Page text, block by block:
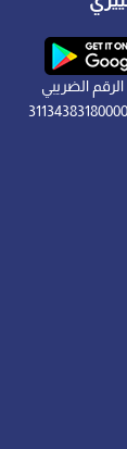
الرقم الضريبي